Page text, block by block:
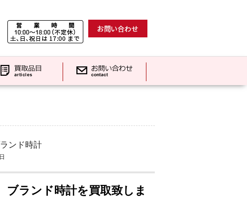
ンド時計
ランド時計を買取致しま